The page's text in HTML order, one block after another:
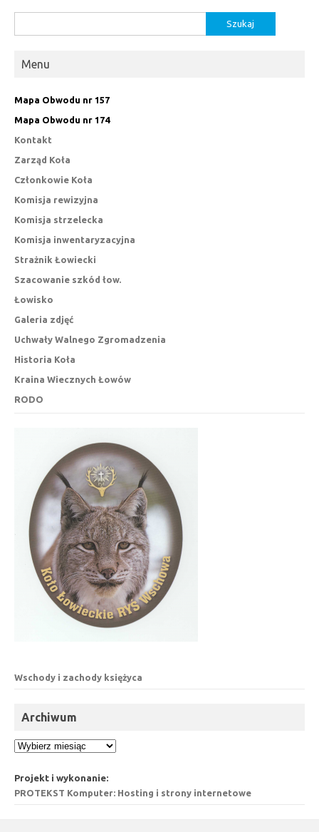
Menu
Mapa Obwodu nr 157
Mapa Obwodu nr 174
Kontakt
Zarząd Koła
Członkowie Koła
Komisja rewizyjna
Komisja strzelecka
Komisja inwentaryzacyjna
Strażnik Łowiecki
Szacowanie szkód łow.
Łowisko
Galeria zdjęć
Uchwały Walnego Zgromadzenia
Historia Koła
Kraina Wiecznych Łowów
RODO
Wschody i zachody księżyca
Archiwum
Archiwum
Projekt i wykonanie:
PROTEKST Komputer: Hosting i strony internetowe